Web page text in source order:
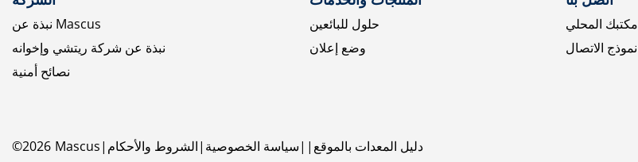
نبذة عن Mascus
نبذة عن شركة ريتشي وإخوانه
نصائح أمنية
حلول للبائعين
وضع إعلان
مكتبك المحلي
نموذج الاتصال
©2026 Mascus الشروط والأحكام سياسة الخصوصية دليل المعدات بالموقع